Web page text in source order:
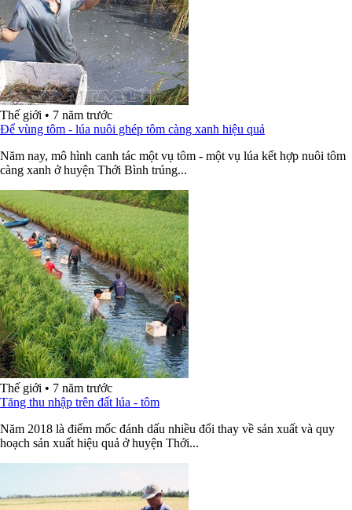
Thế giới • 7 năm trước
Để vùng tôm - lúa nuôi ghép tôm càng xanh hiệu quả
Năm nay, mô hình canh tác một vụ tôm - một vụ lúa kết hợp nuôi tôm
càng xanh ở huyện Thới Bình trúng...
Thế giới • 7 năm trước
Tăng thu nhập trên đất lúa - tôm
Năm 2018 là điểm mốc đánh dấu nhiều đổi thay về sản xuất và quy
hoạch sản xuất hiệu quả ở huyện Thới...